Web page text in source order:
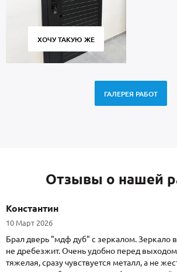
ХОЧУ ТАКУЮ ЖЕ
ГАЛЕРЕЯ РАБОТ
Отзывы о нашей
Константин
10 Март 2026
Брал дверь "мдф дуб" с зеркалом. Зеркало
не дребезжит. Очень удобно перед
тяжелая, сразу чувствуется металл, а не